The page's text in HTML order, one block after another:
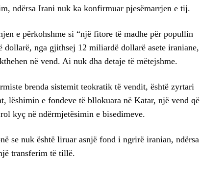
ndërsa Irani nuk ka konfirmuar pjesëmarrjen e tij.
e përkohshme si “një fitore të madhe për popullin
dollarë, nga gjithsej 12 miliardë dollarë asete iraniane,
në vend. Ai nuk dha detaje të mëtejshme.
brenda sistemit teokratik të vendit, është zyrtari
lëshimin e fondeve të bllokuara në Katar, një vend që
kyç në ndërmjetësimin e bisedimeve.
se nuk është liruar asnjë fond i ngrirë iranian, ndërsa
transferim të tillë.